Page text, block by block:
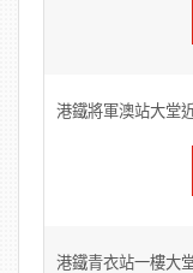
港鐵將軍澳站大堂
港鐵青衣站一樓大